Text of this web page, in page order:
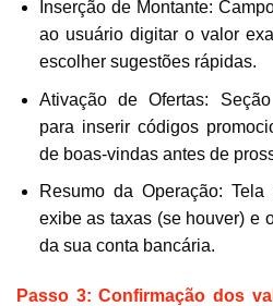
Inserção de Montante:
ao usuário digitar o valor
escolher sugestões rápidas.
Ativação de Ofertas:
para inserir códigos
de boas-vindas antes de
Resumo da Operação:
exibe as taxas (se houver) e
da sua conta bancária.
Passo 3: Confirmação dos